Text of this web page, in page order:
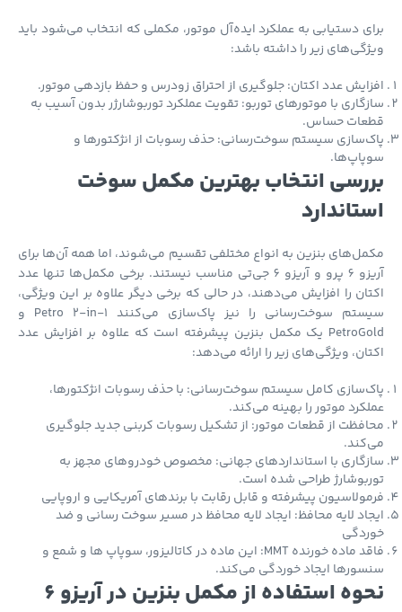
دستیابی به عملکرد ایده‌آل موتور، مکملی که انتخاب می‌شود باید
زیر را داشته باشد:
عدد اکتان: جلوگیری از احتراق زودرس و حفظ بازدهی موتور.
با موتورهای توربو: تقویت عملکرد توربوشارژر بدون آسیب به
حساس.
سیستم سوخت‌رسانی: حذف رسوبات از انژکتورها و
انتخاب بهترین مکمل سوخت
بنزین به انواع مختلفی تقسیم می‌شوند، اما همه آن‌ها برای
آریزو 6 پرو و آریزو 6 جی‌تی مناسب نیستند. برخی مکمل‌ها تنها عدد
را افزایش می‌دهند، در حالی که برخی دیگر علاوه بر این ویژگی،
سیستم سوخت‌رسانی را نیز پاک‌سازی می‌کنند Petro 2-in-1 و
PetroGold یک مکمل بنزین پیشرفته است که علاوه بر افزایش عدد
ویژگی‌های زیر را ارائه می‌دهد:
کامل سیستم سوخت‌رسانی: با حذف رسوبات انژکتورها،
موتور را بهینه می‌کند.
از قطعات موتور: از تشکیل رسوبات کربنی جدید جلوگیری
با استانداردهای جهانی: مخصوص خودروهای مجهز به
طراحی شده است.
پیشرفته و قابل رقابت با برندهای آمریکایی و اروپایی
لایه محافظ: ایجاد لایه محافظ در مسیر سوخت رسانی و ضد
فاقد ماده خورنده MMT: این ماده در کاتالیزور، سوپاپ ها و شمع و
ایجاد خوردگی می‌کند.
استفاده از مکمل بنزین در آریزو 6